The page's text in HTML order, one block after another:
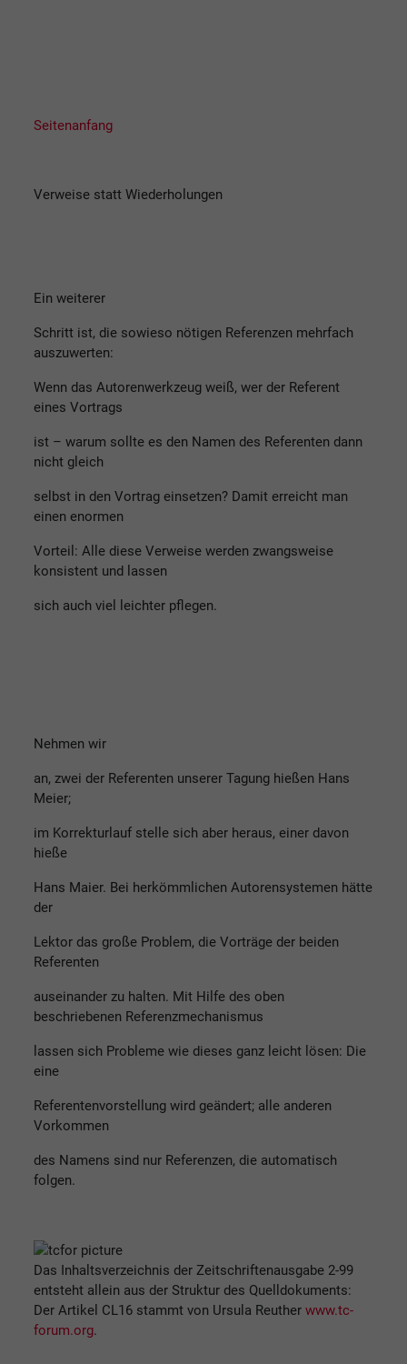
Seitenanfang
Verweise statt Wiederholungen
Ein weiterer
Schritt ist, die sowieso nötigen Referenzen mehrfach
auszuwerten:
Wenn das Autorenwerkzeug weiß, wer der Referent
eines Vortrags
ist – warum sollte es den Namen des Referenten dann
nicht gleich
selbst in den Vortrag einsetzen? Damit erreicht man
einen enormen
Vorteil: Alle diese Verweise werden zwangsweise
konsistent und lassen
sich auch viel leichter pflegen.
Nehmen wir
an, zwei der Referenten unserer Tagung hießen Hans
Meier;
im Korrekturlauf stelle sich aber heraus, einer davon
hieße
Hans Maier. Bei herkömmlichen Autorensystemen hätte
der
Lektor das große Problem, die Vorträge der beiden
Referenten
auseinander zu halten. Mit Hilfe des oben
beschriebenen Referenzmechanismus
lassen sich Probleme wie dieses ganz leicht lösen: Die
eine
Referentenvorstellung wird geändert; alle anderen
Vorkommen
des Namens sind nur Referenzen, die automatisch
folgen.
Das Inhaltsverzeichnis der Zeitschriftenausgabe 2-99
entsteht allein aus der Struktur des Quelldokuments:
Der Artikel CL16 stammt von Ursula Reuther www.tc-
forum.org.